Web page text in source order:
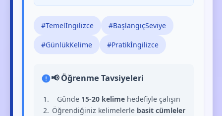
#Temelİngilizce #BaşlangıçSeviye
#GünlükKelime #Pratikİngilizce
📢 Öğrenme Tavsiyeleri
Günde 15-20 kelime hedefiyle çalışın
Öğrendiğiniz kelimelerle basit cümleler